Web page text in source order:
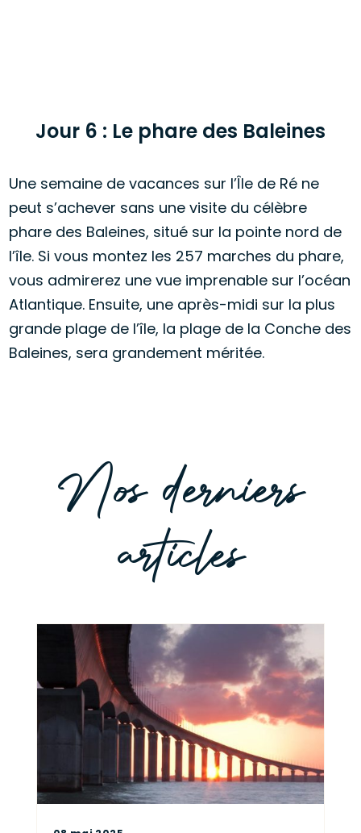
Jour 6 : Le phare des Baleines
Une semaine de vacances sur l’Île de Ré ne
peut s’achever sans une visite du célèbre
phare des Baleines, situé sur la pointe nord de
l’île. Si vous montez les 257 marches du phare,
vous admirerez une vue imprenable sur l’océan
Atlantique. Ensuite, une après-midi sur la plus
grande plage de l’île, la plage de la Conche des
Baleines, sera grandement méritée.
Nos derniers
articles